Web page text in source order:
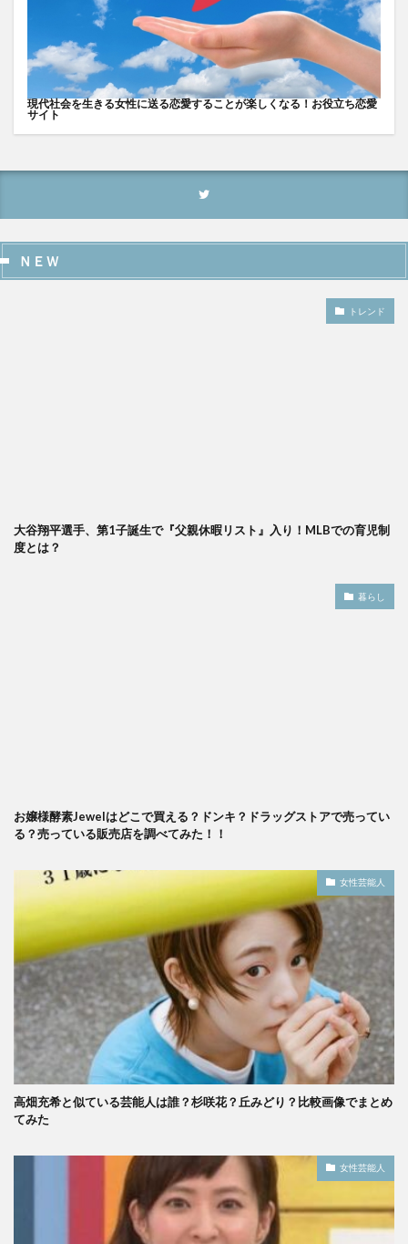
現代社会を生きる女性に送る恋愛することが楽しくなる！お役立ち恋愛
サイト
ＮＥＷ
トレンド
大谷翔平選手、第1子誕生で『父親休暇リスト』入り！MLBでの育児制
度とは？
暮らし
お嬢様酵素Jewelはどこで買える？ドンキ？ドラッグストアで売ってい
る？売っている販売店を調べてみた！！
女性芸能人
高畑充希と似ている芸能人は誰？杉咲花？丘みどり？比較画像でまとめ
てみた
女性芸能人